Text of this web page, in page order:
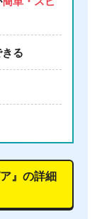
る
』の詳細